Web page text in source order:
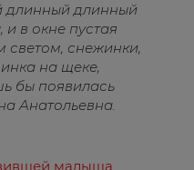
длинный длинный
в окне пустая
светом, снежинки,
на щеке,
бы появилась
Анатольевна.
малыша